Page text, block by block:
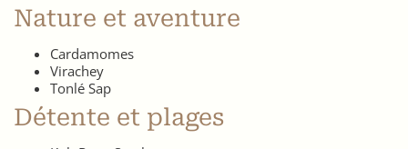
Nature et aventure
Cardamomes
Virachey
Tonlé Sap
Détente et plages